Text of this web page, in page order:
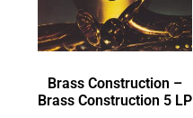
Brass Construction ‎–
Brass Construction 5 LP